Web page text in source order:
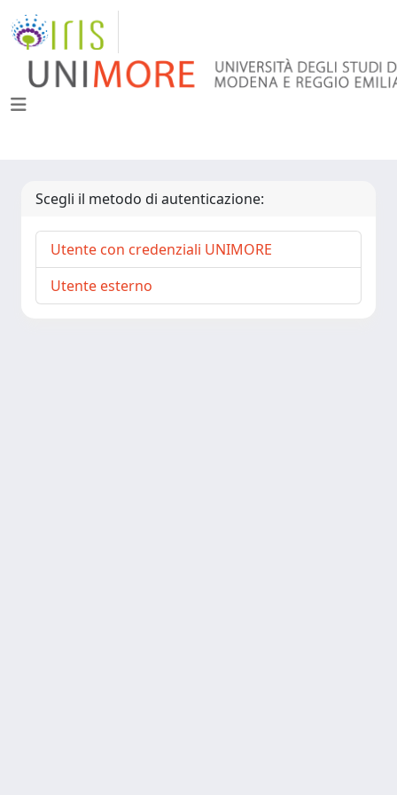
Scegli il metodo di autenticazione:
Utente con credenziali UNIMORE
Utente esterno